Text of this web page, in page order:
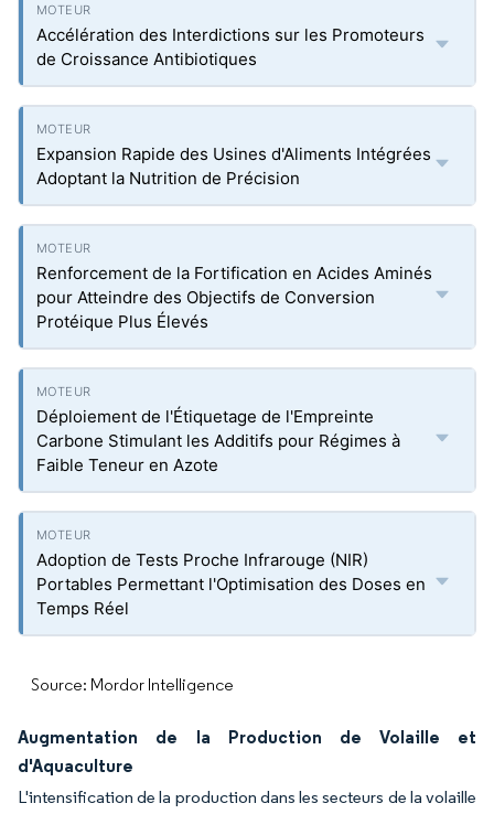
Accélération des Interdictions sur les Promoteurs
de Croissance Antibiotiques
Expansion Rapide des Usines d'Aliments Intégrées
Adoptant la Nutrition de Précision
Renforcement de la Fortification en Acides Aminés
pour Atteindre des Objectifs de Conversion
Protéique Plus Élevés
Déploiement de l'Étiquetage de l'Empreinte
Carbone Stimulant les Additifs pour Régimes à
Faible Teneur en Azote
Adoption de Tests Proche Infrarouge (NIR)
Portables Permettant l'Optimisation des Doses en
Temps Réel
Source: Mordor Intelligence
Augmentation de la Production de Volaille et
d'Aquaculture
L'intensification de la production dans les secteurs de la volaille